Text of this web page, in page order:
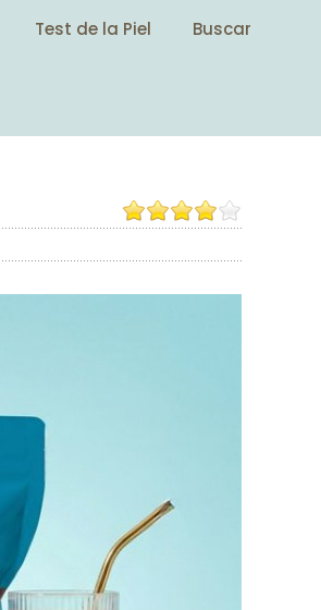
Test de la Piel
Buscar